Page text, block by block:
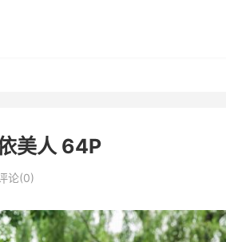
美人 64P
论(0)